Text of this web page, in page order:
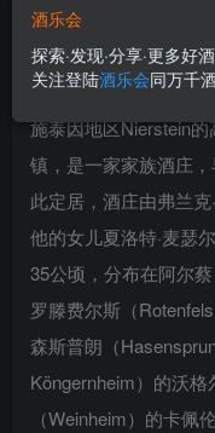
麦瑟尔酒庄位于德国
施泰因地区Nierstein
镇，是一家家族酒庄
此定居，酒庄由弗兰
他的女儿夏洛特·麦瑟
35公顷，分布在阿尔
罗滕费尔斯（
森斯普朗（
Köngernheim）的沃
（Weinheim）的卡佩
酒乐会
探索·发现·分享·更多好酒
关注登陆酒乐会同万千